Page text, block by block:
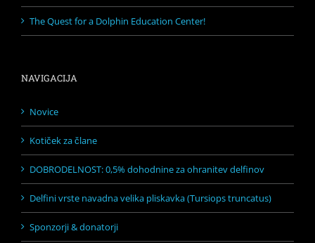
The Quest for a Dolphin Education Center!
NAVIGACIJA
Novice
Kotiček za člane
DOBRODELNOST: 0,5% dohodnine za ohranitev delfinov
Delfini vrste navadna velika pliskavka (Tursiops truncatus)
Sponzorji & donatorji